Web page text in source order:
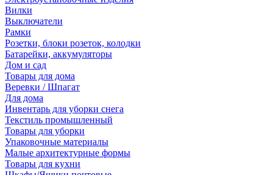
Вилки
Выключатели
Рамки
Розетки, блоки розеток, колодки
Батарейки, аккумуляторы
Дом и сад
Товары для дома
Веревки / Шпагат
Для дома
Инвентарь для уборки снега
Текстиль промышленный
Товары для уборки
Упаковочные материалы
Малые архитектурные формы
Товары для кухни